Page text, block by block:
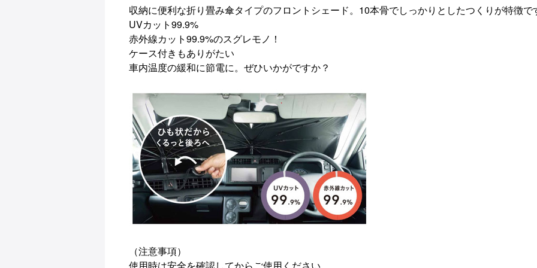
収納に便利な折り畳み傘タイプのフロントシェード。 10本骨でしっかりとしたつくりが特徴で
UVカット99.9%
赤外線カット99.9%のスグレモノ！
ケース付きもありがたい
車内温度の緩和に節電に。ぜひいかがですか？
（注意事項）
使用時は安全を確認してからご使用ください